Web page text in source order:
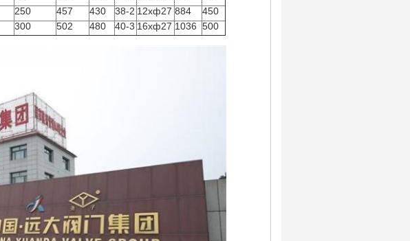
250 457 430 38-2 12xф27 884
450
300 502 480 40-3 16xф27 1036 500